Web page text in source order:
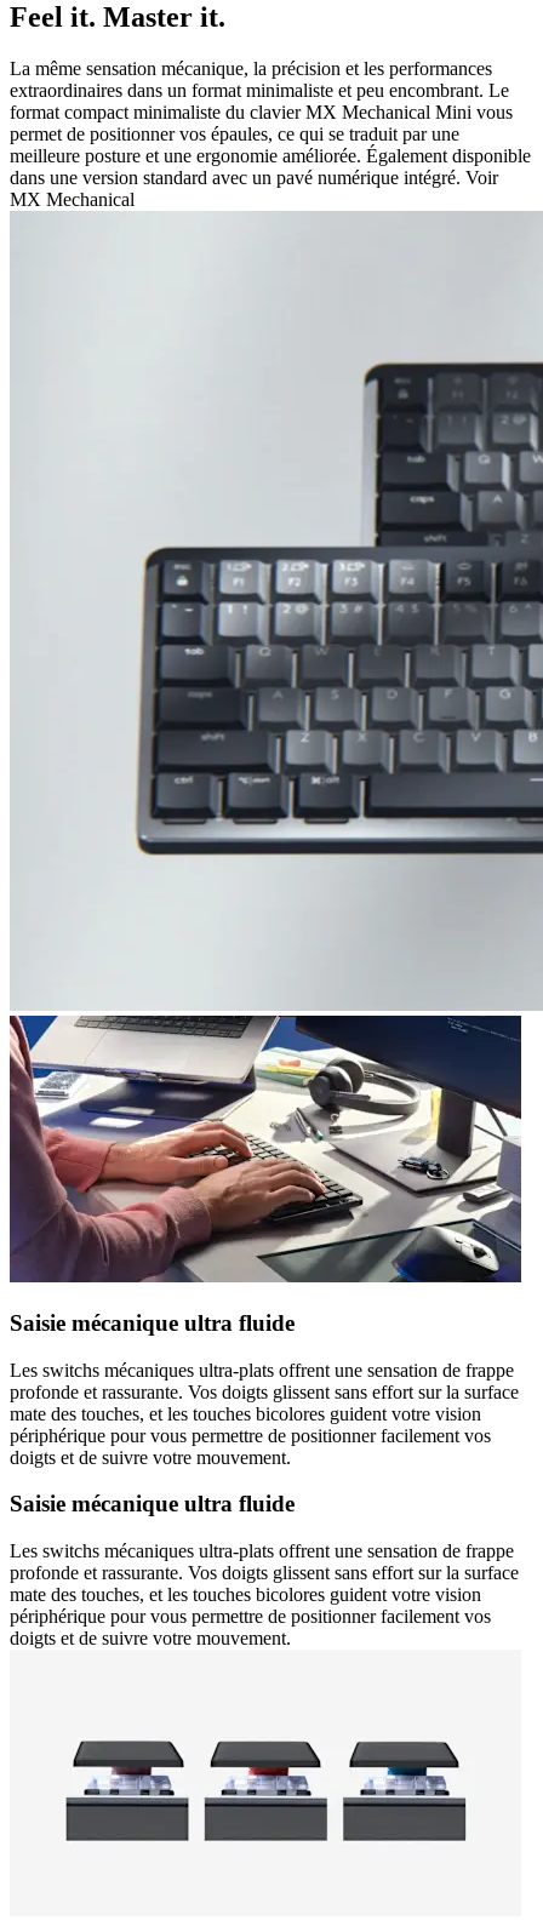
Feel it. Master it.
La même sensation mécanique, la précision et les performances
extraordinaires dans un format minimaliste et peu encombrant. Le
format compact minimaliste du clavier MX Mechanical Mini vous
permet de positionner vos épaules, ce qui se traduit par une
meilleure posture et une ergonomie améliorée. Également disponible
dans une version standard avec un pavé numérique intégré. Voir
MX Mechanical
Saisie mécanique ultra fluide
Les switchs mécaniques ultra-plats offrent une sensation de frappe
profonde et rassurante. Vos doigts glissent sans effort sur la surface
mate des touches, et les touches bicolores guident votre vision
périphérique pour vous permettre de positionner facilement vos
doigts et de suivre votre mouvement.
Saisie mécanique ultra fluide
Les switchs mécaniques ultra-plats offrent une sensation de frappe
profonde et rassurante. Vos doigts glissent sans effort sur la surface
mate des touches, et les touches bicolores guident votre vision
périphérique pour vous permettre de positionner facilement vos
doigts et de suivre votre mouvement.